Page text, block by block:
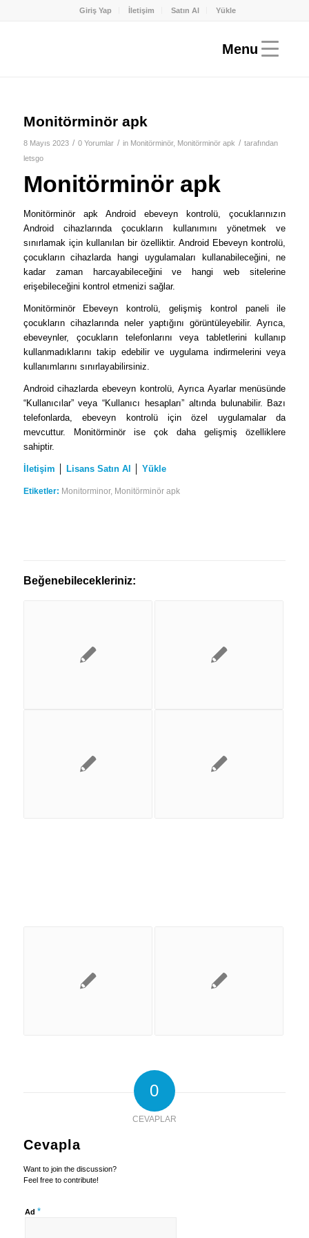
Giriş Yap İletişim Satın Al Yükle
Monitörminör apk
8 Mayıs 2023 / 0 Yorumlar / in Monitörminör, Monitörminör apk / tarafından
letsgo
Monitörminör apk
Monitörminör apk Android ebeveyn kontrolü, çocuklarınızın
Android cihazlarında çocukların kullanımını yönetmek ve
sınırlamak için kullanılan bir özelliktir. Android Ebeveyn kontrolü,
çocukların cihazlarda hangi uygulamaları kullanabileceğini, ne
kadar zaman harcayabileceğini ve hangi web sitelerine
erişebileceğini kontrol etmenizi sağlar.
Monitörminör Ebeveyn kontrolü, gelişmiş kontrol paneli ile
çocukların cihazlarında neler yaptığını görüntüleyebilir. Ayrıca,
ebeveynler, çocukların telefonlarını veya tabletlerini kullanıp
kullanmadıklarını takip edebilir ve uygulama indirmelerini veya
kullanımlarını sınırlayabilirsiniz.
Android cihazlarda ebeveyn kontrolü, Ayrıca Ayarlar menüsünde
“Kullanıcılar” veya “Kullanıcı hesapları” altında bulunabilir. Bazı
telefonlarda, ebeveyn kontrolü için özel uygulamalar da
mevcuttur. Monitörminör ise çok daha gelişmiş özelliklere
sahiptir.
İletişim Lisans Satın Al Yükle
Etiketler: Monitorminor, Monitörminör apk
Beğenebilecekleriniz:
0
CEVAPLAR
Cevapla
Want to join the discussion?
Feel free to contribute!
Ad *